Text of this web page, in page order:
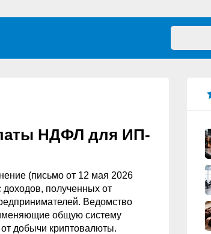
НДФЛ для ИП-
(письмо от 12 мая 2026
полученных от
Ведомство
общую систему
добычи криптовалюты.